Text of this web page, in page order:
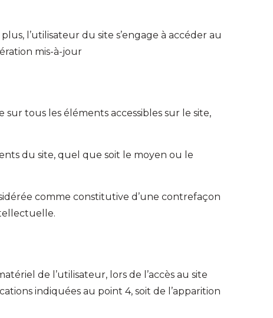
l’utilisateur du site s’engage à accéder au
mis-à-jour
tous les éléments accessibles sur le site,
du site, quel que soit le moyen ou le
comme constitutive d’une contrefaçon
de l’utilisateur, lors de l’accès au site
indiquées au point 4, soit de l’apparition